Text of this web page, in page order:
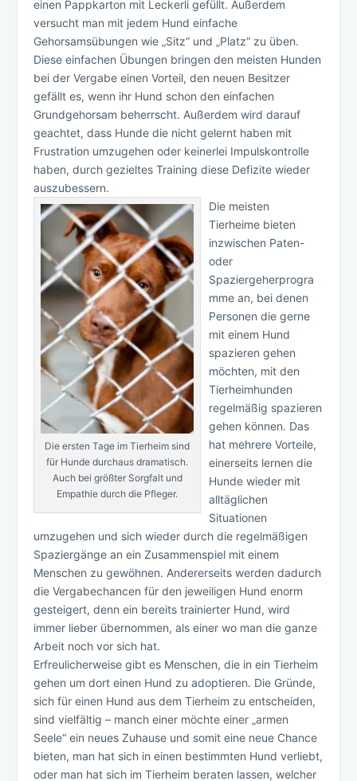
einen Pappkarton mit Leckerli gefüllt. Außerdem
versucht man mit jedem Hund einfache
Gehorsamsübungen wie „Sitz“ und „Platz“ zu üben.
Diese einfachen Übungen bringen den meisten Hunden
bei der Vergabe einen Vorteil, den neuen Besitzer
gefällt es, wenn ihr Hund schon den einfachen
Grundgehorsam beherrscht. Außerdem wird darauf
geachtet, dass Hunde die nicht gelernt haben mit
Frustration umzugehen oder keinerlei Impulskontrolle
haben, durch gezieltes Training diese Defizite wieder
auszubessern.
Die ersten Tage im Tierheim sind
für Hunde durchaus dramatisch.
Auch bei größter Sorgfalt und
Empathie durch die Pfleger.
Die meisten
Tierheime bieten
inzwischen Paten-
oder
Spaziergeherprogra
mme an, bei denen
Personen die gerne
mit einem Hund
spazieren gehen
möchten, mit den
Tierheimhunden
regelmäßig spazieren
gehen können. Das
hat mehrere Vorteile,
einerseits lernen die
Hunde wieder mit
alltäglichen
Situationen
umzugehen und sich wieder durch die regelmäßigen
Spaziergänge an ein Zusammenspiel mit einem
Menschen zu gewöhnen. Andererseits werden dadurch
die Vergabechancen für den jeweiligen Hund enorm
gesteigert, denn ein bereits trainierter Hund, wird
immer lieber übernommen, als einer wo man die ganze
Arbeit noch vor sich hat.
Erfreulicherweise gibt es Menschen, die in ein Tierheim
gehen um dort einen Hund zu adoptieren. Die Gründe,
sich für einen Hund aus dem Tierheim zu entscheiden,
sind vielfältig – manch einer möchte einer „armen
Seele“ ein neues Zuhause und somit eine neue Chance
bieten, man hat sich in einen bestimmten Hund verliebt,
oder man hat sich im Tierheim beraten lassen, welcher